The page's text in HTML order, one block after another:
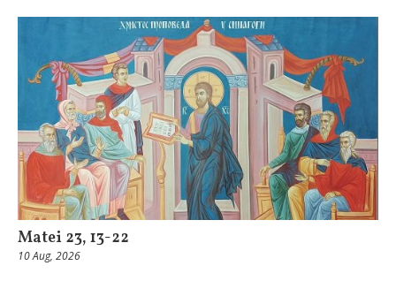
Matei 23, 13-22
10 Aug, 2026